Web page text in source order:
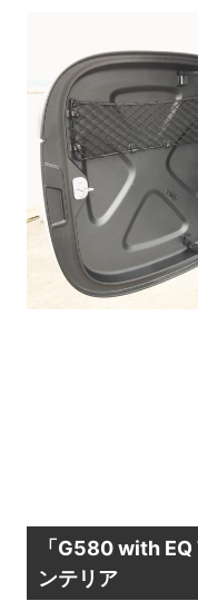
「G580 with
ンテリア